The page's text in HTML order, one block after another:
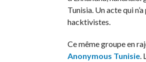
Tunisia. Un acte qui
hacktivistes.
Ce même groupe en
Anonymous Tunisie.